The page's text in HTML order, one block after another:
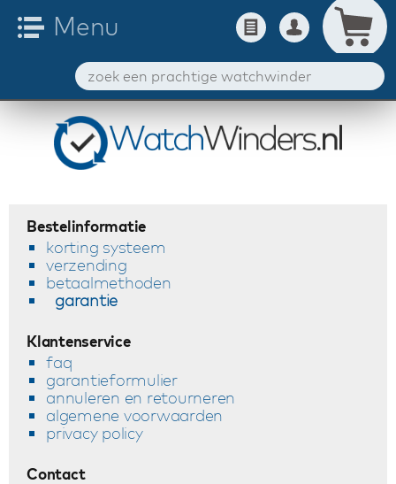
Bestelinformatie
korting systeem
verzending
betaalmethoden
garantie
Klantenservice
faq
garantieformulier
annuleren en retourneren
algemene voorwaarden
privacy policy
Contact